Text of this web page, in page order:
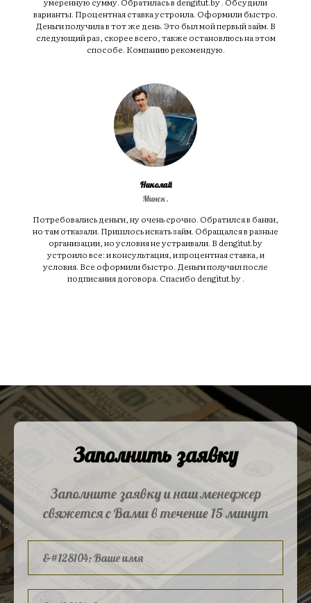
варианты. Процентная ставка устроила. Оформили быстро.
Деньги получила в тот же день. Это был мой первый займ. В
следующий раз, скорее всего, также остановлюсь на этом
способе. Компанию рекомендую.
Николай
Минск.
Потребовались деньги, ну очень срочно. Обратился в банки,
но там отказали. Пришлось искать займ. Обращался в разные
организации, но условия не устраивали. В dengitut.by
устроило все: и консультация, и процентная ставка, и
условия. Все оформили быстро. Деньги получил после
подписания договора. Спасибо dengitut.by .
Заполнить заявку
Заполните заявку и наш менеджер
свяжется с Вами в течение 15 минут